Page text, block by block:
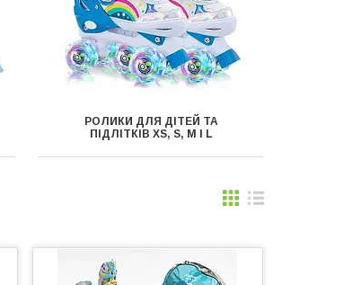
РОЛИКИ ДЛЯ ДІТЕЙ ТА
ПІДЛІТКІВ XS, S, M І L